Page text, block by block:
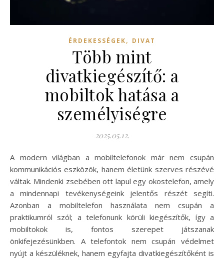
ÉRDEKESSÉGEK, DIVAT
Több mint
divatkiegészítő: a
mobiltok hatása a
személyiségre
2025.05.12.
A modern világban a mobiltelefonok már nem csupán
kommunikációs eszközök, hanem életünk szerves részévé
váltak. Mindenki zsebében ott lapul egy okostelefon, amely
a mindennapi tevékenységeink jelentős részét segíti.
Azonban a mobiltelefon használata nem csupán a
praktikumról szól; a telefonunk körüli kiegészítők, így a
mobiltokok is, fontos szerepet játszanak
önkifejezésünkben. A telefontok nem csupán védelmet
nyújt a készüléknek, hanem egyfajta divatkiegészítőként is